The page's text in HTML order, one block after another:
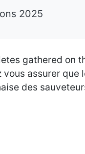
2025
gathered on
assurer
des